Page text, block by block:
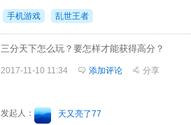
手机游戏 乱世王者
三分天下怎么玩？要怎样才能获得高分？
2017-11-10 11:34 添加评论 分享
发起人： 天又亮了77